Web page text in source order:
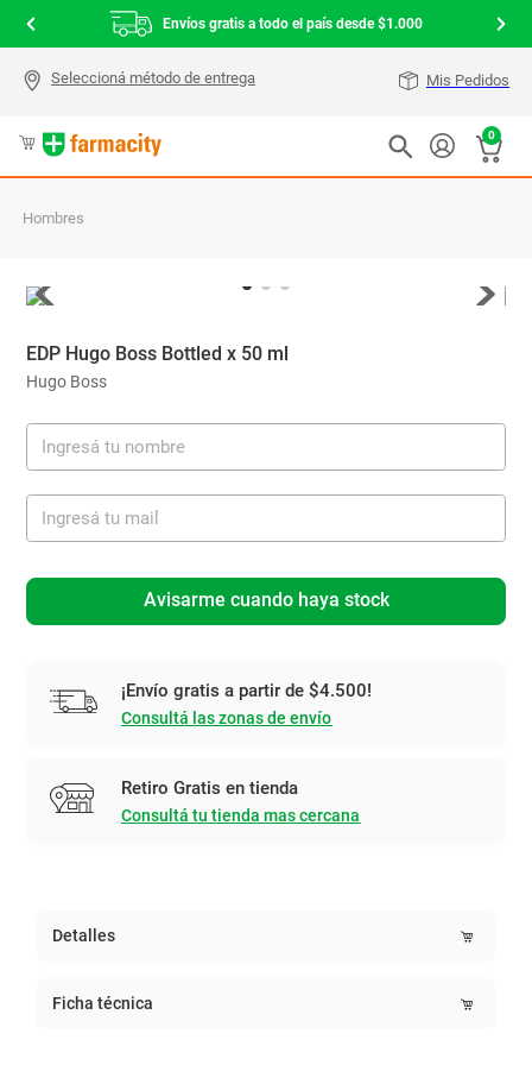
Envíos gratis a todo el país desde $1.000
Mis Pedidos
0
Hombres
EDP Hugo Boss Bottled x 50 ml
Hugo Boss
Avisarme cuando haya stock
¡Envío gratis a partir de $4.500!
Consultá las zonas de envío
Retiro Gratis en tienda
Consultá tu tienda mas cercana
Detalles
Ficha técnica